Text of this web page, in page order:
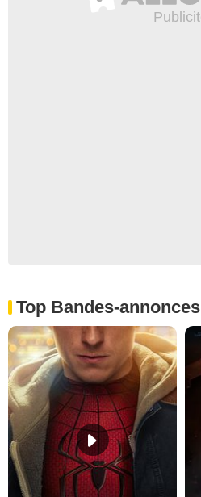
Top Bandes-annonces